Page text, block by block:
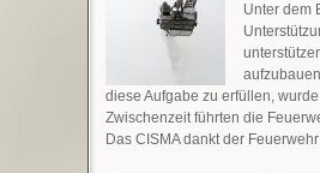
Unter dem
diese Aufgabe zu erfüllen,
Zwischenzeit führten die
Das CISMA dankt der